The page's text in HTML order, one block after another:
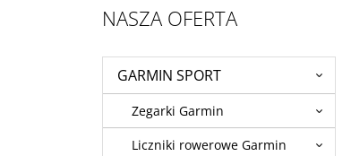
NASZA OFERTA
GARMIN SPORT
Zegarki Garmin
Liczniki rowerowe Garmin